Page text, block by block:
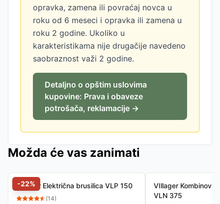
opravka, zamena ili povraćaj novca u
roku od 6 meseci i opravka ili zamena u
roku 2 godine. Ukoliko u
karakteristikama nije drugačije navedeno
saobraznost važi 2 godine.
Detaljno o opštim uslovima
kupovine: Prava i obaveze
potrošača, reklamacije →
Možda će vas zanimati
-22%
VIllager Električna brusilica VLP 150
(14)
VIllager
VLN 375